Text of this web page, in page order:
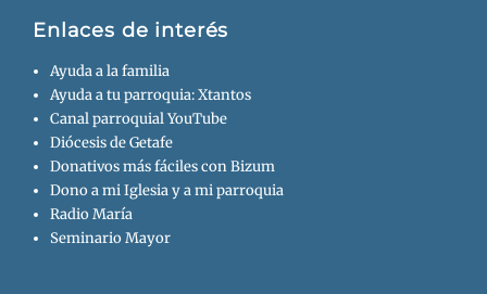
Enlaces de interés
Ayuda a la familia
Ayuda a tu parroquia: Xtantos
Canal parroquial YouTube
Diócesis de Getafe
Donativos más fáciles con Bizum
Dono a mi Iglesia y a mi parroquia
Radio María
Seminario Mayor